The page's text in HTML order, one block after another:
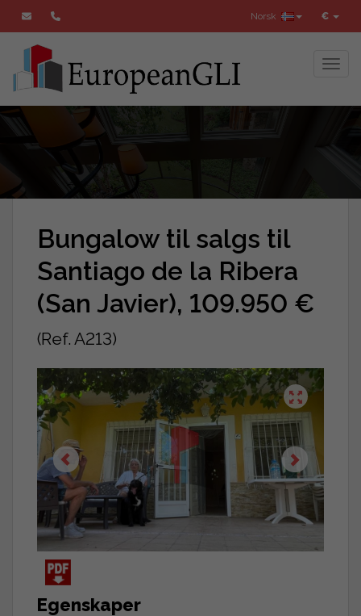
€
Norsk
Bungalow til salgs til
Santiago de la Ribera
(San Javier), 109.950 €
(Ref. A213)
Egenskaper